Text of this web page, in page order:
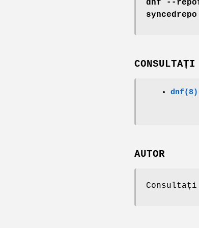
dnf --
dnf(8)
AUTOR
Consultați